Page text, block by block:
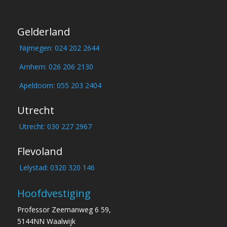
Gelderland
Nijmegen: 024 202 2644
Arnhem: 026 206 2130
Apeldoorn: 055 203 2404
Utrecht
Utrecht: 030 227 2967
Flevoland
Lelystad: 0320 320 146
Hoofdvestiging
Professor Zeemanweg 6 59,
5144NN Waalwijk